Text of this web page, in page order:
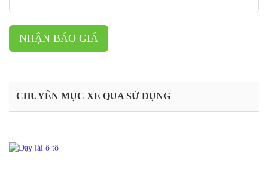
NHẬN BÁO GIÁ
CHUYÊN MỤC XE QUA SỬ DỤNG